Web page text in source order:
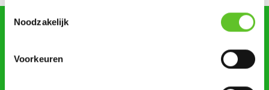
Noodzakelijk
Voorkeuren zoeken